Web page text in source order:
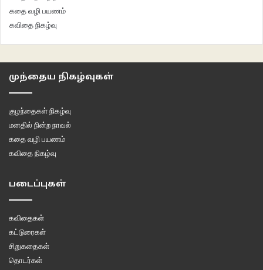
கதை வழி பயணம்
கவிதை நிகழ்வு
முந்தைய நிகழ்வுகள்
குழந்தைகள் நிகழ்வு
மனதில் நின்ற நாவல்
கதை வழி பயணம்
கவிதை நிகழ்வு
படைப்புகள்
கவிதைகள்
கட்டுரைகள்
சிறுகதைகள்
தொடர்கள்